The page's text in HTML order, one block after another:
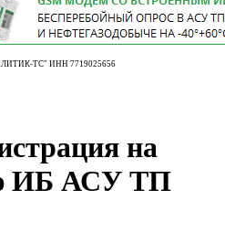
ТС" ИНН 7719025656
на
ИБ АСУ ТП